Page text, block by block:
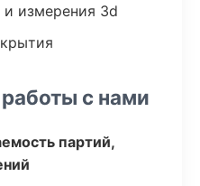
и измерения 3d
с нами
партий,